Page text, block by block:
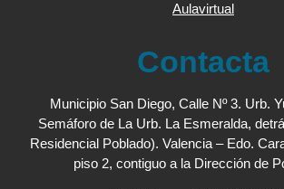
Aulavirtual
Contacta
Municipio San Diego, Calle Nº 3. Urb.
Semáforo de La Urb. La Esmeralda,
Residencial Poblado). Valencia – Edo.
piso 2, contiguo a la Dirección de